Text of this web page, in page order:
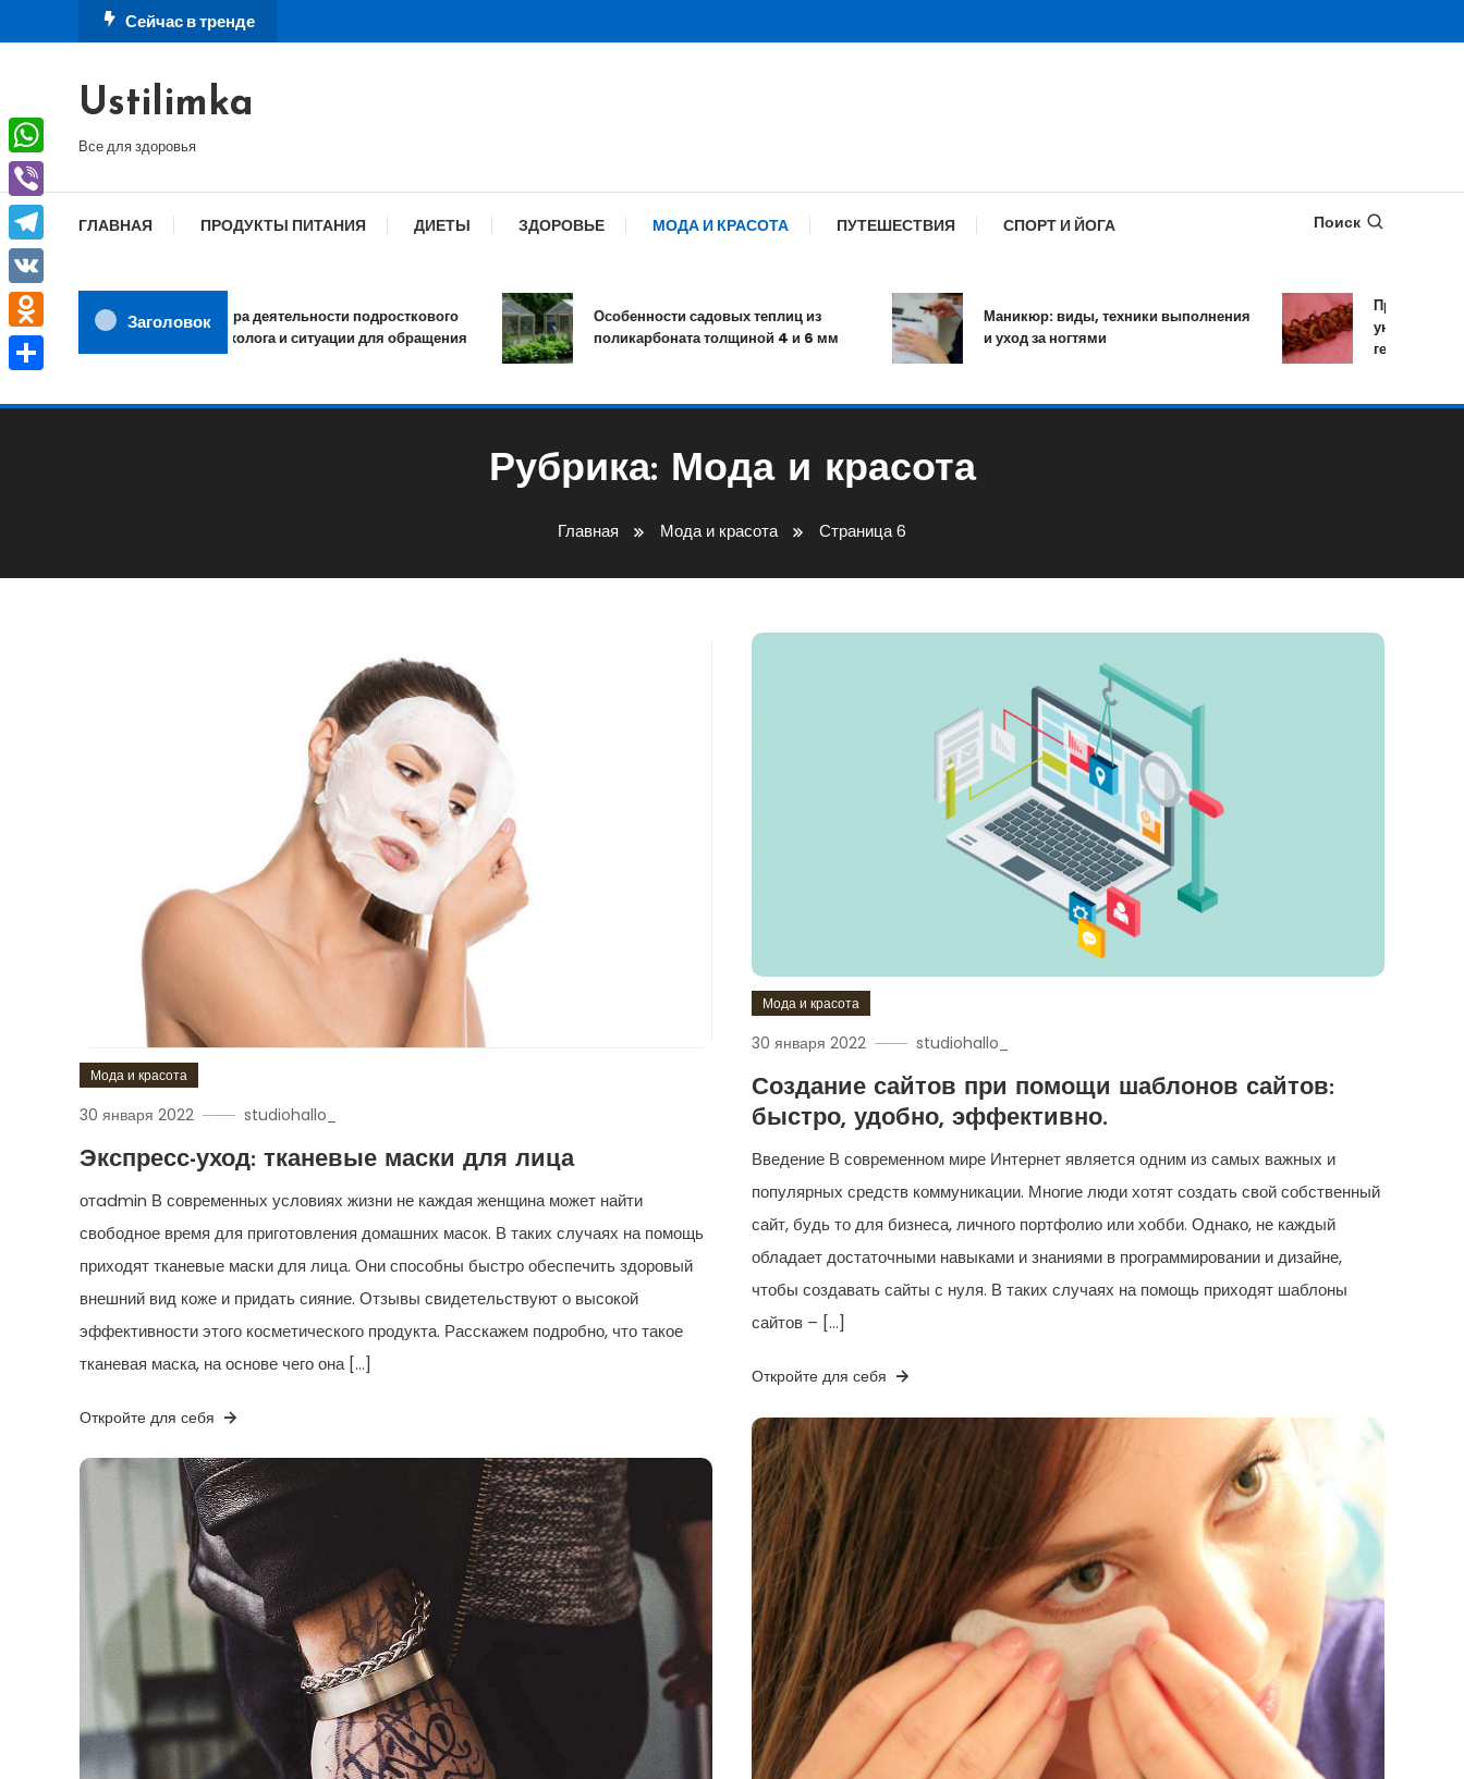
к
Сейчас в тренде
Ustilimka
Все для здоровья
ГЛАВНАЯ ПРОДУКТЫ ПИТАНИЯ ДИЕТЫ ЗДОРОВЬЕ МОДА И КРАСОТА ПУТЕШЕСТВИЯ СПОРТ И ЙОГА Поиск
Заголовок
Сфера деятельности подросткового
психолога и ситуации для обращения
Особенности садовых теплиц из
поликарбоната толщиной 4 и 6 мм
Маникюр: виды, техники выполнения
и уход за ногтями
уничтожает
гельминтов за
Рубрика: Мода и красота
Главная Мода и красота Страница 6
Мода и красота
30 января 2022 studiohallo_
Экспресс-уход: тканевые маски для лица
отadmin В современных условиях жизни не каждая женщина может найти
свободное время для приготовления домашних масок. В таких случаях на помощь
приходят тканевые маски для лица. Они способны быстро обеспечить здоровый
внешний вид коже и придать сияние. Отзывы свидетельствуют о высокой
эффективности этого косметического продукта. Расскажем подробно, что такое
тканевая маска, на основе чего она […]
Откройте для себя
Мода и красота
30 января 2022 studiohallo_
Создание сайтов при помощи шаблонов сайтов:
быстро, удобно, эффективно.
Введение В современном мире Интернет является одним из самых важных и
популярных средств коммуникации. Многие люди хотят создать свой собственный
сайт, будь то для бизнеса, личного портфолио или хобби. Однако, не каждый
обладает достаточными навыками и знаниями в программировании и дизайне,
чтобы создавать сайты с нуля. В таких случаях на помощь приходят шаблоны
сайтов – […]
Откройте для себя
WhatsApp
Viber
Telegram
VK
Odnoklassniki